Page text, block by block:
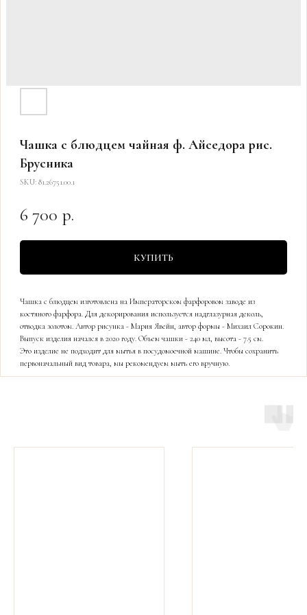
Чашка с блюдцем чайная ф. Айседора рис.
Брусника
SKU: 81.26751.00.1
6 700 р.
КУПИТЬ
Чашка с блюдцем изготовлена на Императорском фарфоровом заводе из
костяного фарфора. Для декорирования используется надглазурная деколь,
отводка золотом. Автор рисунка - Мария Явейн, автор формы - Михаил Сорокин.
Выпуск изделия начался в 2020 году. Объем чашки - 240 мл, высота - 7.5 см.
Это изделие не подходит для мытья в посудомоечной машине. Чтобы сохранить
первоначальный вид товара, мы рекомендуем мыть его вручную.